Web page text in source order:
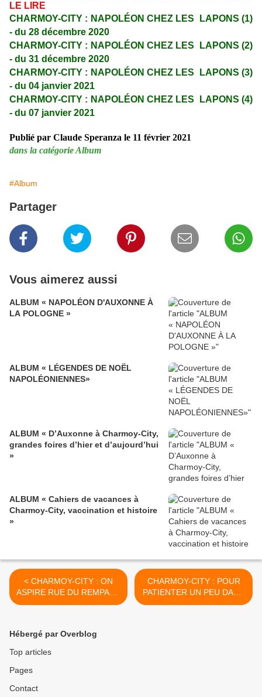
LE LIRE
CHARMOY-CITY : NAPOLÉON CHEZ LES LAPONS (1)
- du 28 décembre 2020
CHARMOY-CITY : NAPOLÉON CHEZ LES LAPONS (2)
- du 31 décembre 2020
CHARMOY-CITY : NAPOLÉON CHEZ LES LAPONS (3)
- du 04 janvier 2021
CHARMOY-CITY : NAPOLÉON CHEZ LES LAPONS (4)
- du 07 janvier 2021
Publié par Claude Speranza le 11 février 2021
dans la catégorie Album
#Album
Partager
Vous aimerez aussi
ALBUM « NAPOLÉON D'AUXONNE À
LA POLOGNE »
ALBUM « LÉGENDES DE NOËL
NAPOLÉONIENNES»
ALBUM « D’Auxonne à Charmoy-City,
grandes foires d’hier et d’aujourd’hui
»
ALBUM « Cahiers de vacances à
Charmoy-City, vaccination et histoire
»
< CHARMOY-CITY : ON
ASPIRE RUE DU REMPART
DES SOUPIRS - du 8
CHARMOY-CITY : POUR
PATIENTER UN PEU DANS
LES QUEUES DE LA RUE
Hébergé par Overblog
Top articles
Pages
Contact